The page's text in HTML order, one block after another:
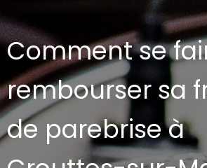
Comment se
rembourser sa
de parebrise à